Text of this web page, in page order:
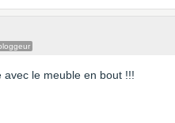
le meuble en bout !!!